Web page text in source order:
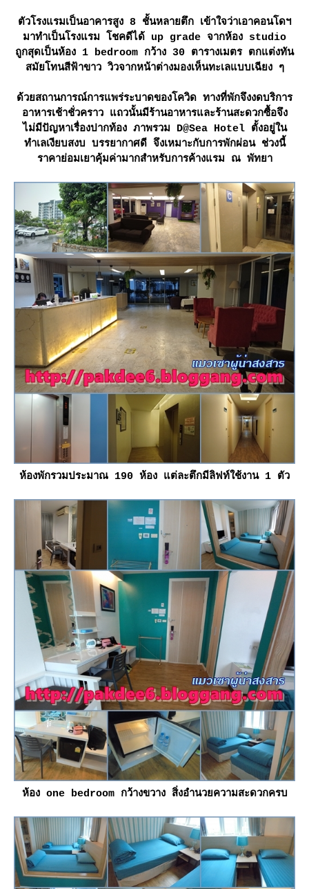
ตัวโรงแรมเป็นอาคารสูง 8 ชั้นหลายตึก เข้าใจว่าเอาคอนโดฯ
มาทำเป็นโรงแรม โชคดีได้ up grade จากห้อง studio
ถูกสุดเป็นห้อง 1 bedroom กว้าง 30 ตารางเมตร ตกแต่งทัน
สมัยโทนสีฟ้าขาว วิวจากหน้าต่างมองเห็นทะเลแบบเฉียง ๆ
ด้วยสถานการณ์การแพร่ระบาดของโควิด ทางที่พักจึงงดบริการ
อาหารเช้าชั่วคราว แถวนั้นมีร้านอาหารและร้านสะดวกซื้อจึง
ไม่มีปัญหาเรื่องปากท้อง ภาพรวม D@Sea Hotel ตั้งอยู่ใน
ทำเลเงียบสงบ บรรยากาศดี จึงเหมาะกับการพักผ่อน ช่วงนี้
ราคาย่อมเยาคุ้มค่ามากสำหรับการค้างแรม ณ พัทยา
ห้องพักรวมประมาณ 190 ห้อง แต่ละตึกมีลิฟท์ใช้งาน 1 ตัว
ห้อง one bedroom กว้างขวาง สิ่งอำนวยความสะดวกครบ